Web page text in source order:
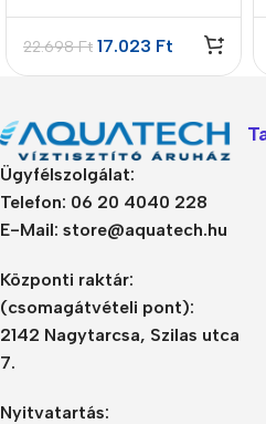
22.698Ft 17.023 Ft
Ügyfélszolgálat:
Telefon: 06 20 4040 228
E-Mail: store@aquatech.hu
Központi raktár:
(csomagátvételi pont):
2142 Nagytarcsa, Szilas utca
7.
Nyitvatartás: